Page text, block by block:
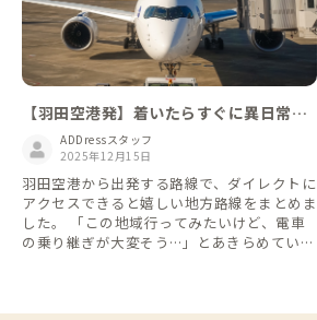
【羽田空港発】着いたらすぐに異日常！
新たな土地へはフライトで叶えよう🛫
ADDressスタッフ
2025年12月15日
羽田空港から出発する路線で、ダイレクトに
アクセスできると嬉しい地方路線をまとめま
した。 「この地域行ってみたいけど、電車
の乗り継ぎが大変そう…」とあきらめていて